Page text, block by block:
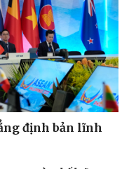
định bản lĩnh